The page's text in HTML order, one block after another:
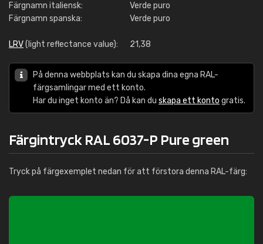
Färgnamn italiensk:
Verde puro
Färgnamn spanska:
Verde puro
LRV(light reflectance value): 21,38
På denna webbplats kan du skapa dina egna RAL-
färgsamlingar med ett konto.
Har du inget konto än? Då kan du skapa ett konto gratis.
Färgintryck RAL 6037-P Pure green
Tryck på färgexemplet nedan för att förstora denna RAL-färg: